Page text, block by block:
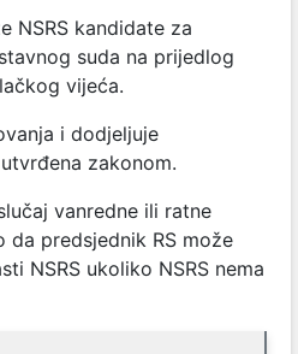
NSRS kandidate za
suda na prijedlog
vijeća.
i dodjeljuje
zakonom.
vanredne ili ratne
da predsjednik RS može
NSRS ukoliko NSRS nema